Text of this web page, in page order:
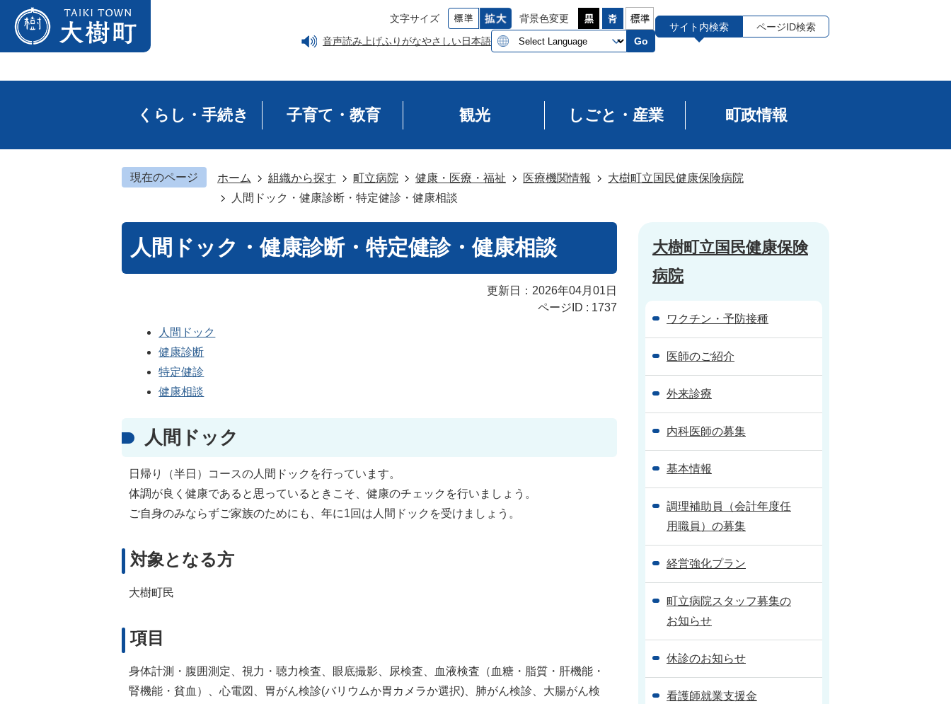
文字サイズ
背景色変更
音声読み上げふりがなやさしい日本語 Go
サイト内検索 ページID検索
くらし・手続き 子育て・教育 観光 しごと・産業 町政情報
現在のページ ホーム 組織から探す 町立病院 健康・医療・福祉 医療機関情報
大樹町立国民健康保険病院
人間ドック・健康診断・特定健診・健康相談
人間ドック・健康診断・特定健診・健康相談
更新日：2026年04月01日
ページID : 1737
人間ドック
健康診断
特定健診
健康相談
人間ドック
日帰り（半日）コースの人間ドックを行っています。
体調が良く健康であると思っているときこそ、健康のチェックを行いましょう。
ご自身のみならずご家族のためにも、年に1回は人間ドックを受けましょう。
対象となる方
大樹町民
項目
身体計測・腹囲測定、視力・聴力検査、眼底撮影、尿検査、血液検査（血糖・脂質・肝機能・
腎機能・貧血）、心電図、胃がん検診(バリウムか胃カメラか選択)、肺がん検診、大腸がん検
大樹町立国民健康保険
病院
ワクチン・予防接種
医師のご紹介
外来診療
内科医師の募集
基本情報
調理補助員（会計年度任
用職員）の募集
経営強化プラン
町立病院スタッフ募集の
お知らせ
休診のお知らせ
看護師就業支援金